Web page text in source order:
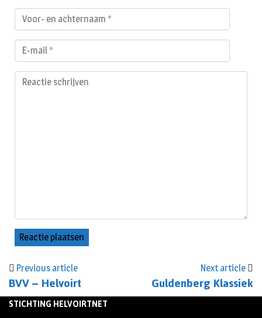
Previous article
BVV – Helvoirt
Next article
Guldenberg Klassiek
STICHTING HELVOIRTNET